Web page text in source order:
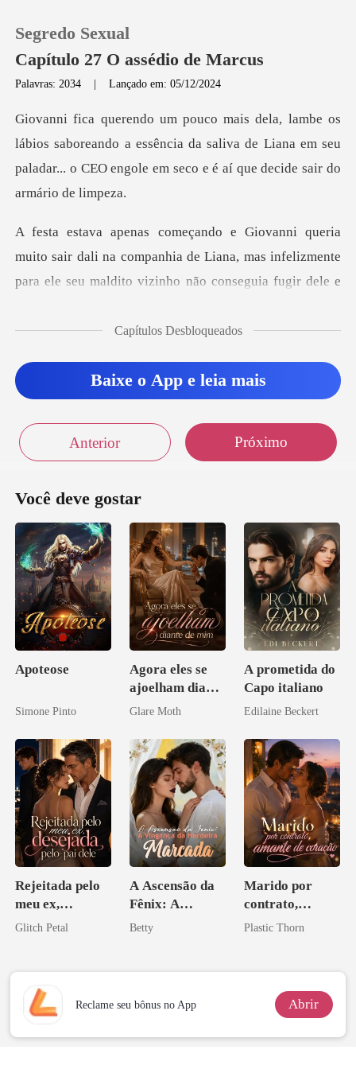
0
Sair
Segredo Sexual
Capítulo 27 O assédio de Marcus
Palavras: 2034 |Lançado em: 05/12/2024
boreando a essência da saliva de Liana em seu
paladar... o CE
sair dali na companhia de Liana, mas infelizmente
para
Capítulos Desbloqueados
Baixe o App e leia mais
Anterior Próximo
Você deve gostar
Apoteose
Simone Pinto
Agora eles se
ajoelham diante
de mim
Glare Moth
A prometida do
Capo italiano
Edilaine Beckert
Rejeitada pelo
meu ex,
desejada pelo
Glitch Petal
A Ascensão da
Fênix: A
Vingança da
Betty
Marido por
contrato,
amante de
Plastic Thorn
Reclame seu bônus no App Abrir